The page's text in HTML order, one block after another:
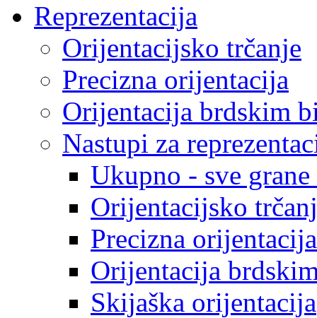
Reprezentacija
Orijentacijsko trčanje
Precizna orijentacija
Orijentacija brdskim
Nastupi za
Ukupno - sve
Orijentacijsko
Precizna orijentacija
Orijentacija
Skijaška orijentacija